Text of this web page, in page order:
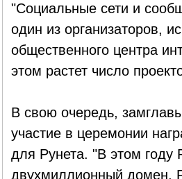
"Социальные сети и
один из организаторов,
общественного центра
этом растет число
В свою очередь,
участие в церемонии
для Рунета. "В этом году
двухмиллионный домен,